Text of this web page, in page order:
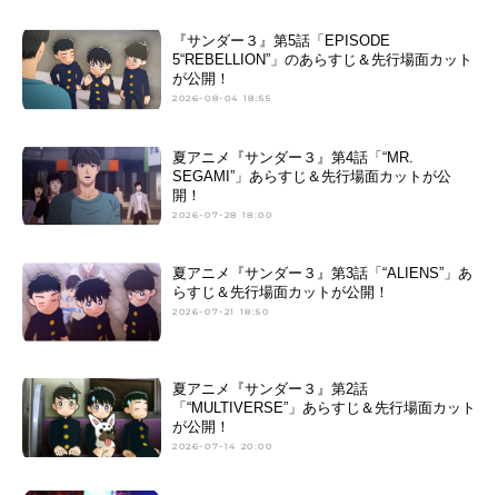
督：岡本岳 柏木五月美術監督：髙
田真理美術設定：佐藤久美色彩設
計：...
『サンダー３』第5話「EPISODE
5“REBELLION”」のあらすじ＆先行場面カット
が公開！
2026-08-04 18:55
夏アニメ『サンダー３』第4話「“MR.
SEGAMI”」あらすじ＆先行場面カットが公
開！
2026-07-28 18:00
夏アニメ『サンダー３』第3話「“ALIENS”」あ
らすじ＆先行場面カットが公開！
2026-07-21 18:50
夏アニメ『サンダー３』第2話
「“MULTIVERSE”」あらすじ＆先行場面カット
が公開！
2026-07-14 20:00